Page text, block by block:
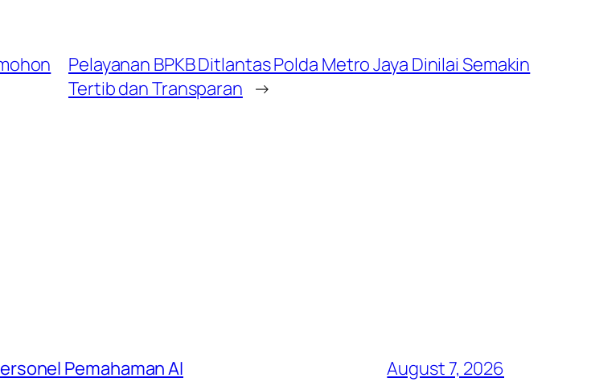
Pelayanan BPKB Ditlantas Polda Metro Jaya Dinilai Semakin
Tertib dan Transparan →
Pemahaman AI August 7, 2026